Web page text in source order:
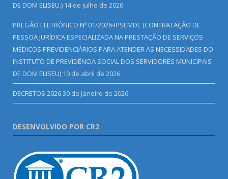
DE DOM ELISEU.) 14 de julho de 2026
PREGÃO ELETRÔNICO Nº 01/2026-IPSEMDE (CONTRATAÇÃO DE
PESSOA JURÍDICA ESPECIALIZADA NA PRESTAÇÃO DE SERVIÇOS
MÉDICOS PREVIDENCIÁRIOS PARA ATENDER AS NECESSIDADES DO
INSTITUTO DE PREVIDÊNCIA SOCIAL DOS SERVIDORES MUNICIPAIS
DE DOM ELISEU) 10 de abril de 2026
DECRETOS 202630 de janeiro de 2026
DESENVOLVIDO POR CR2